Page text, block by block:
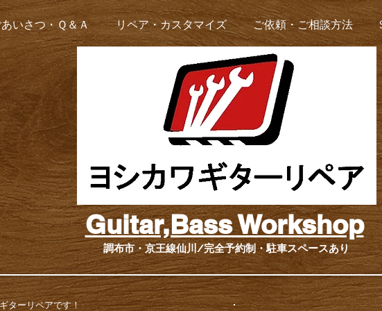
あいさつ・Ｑ＆Ａ リペア・カスタマイズ ご依頼・ご相談方法
Guitar,Bass Workshop
調布市・​京王線仙川/完全予約制・駐車スペースあり
ターリペアです！